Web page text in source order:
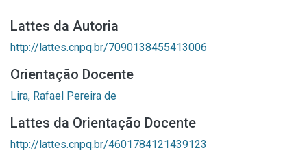
Lattes da Autoria
http://lattes.cnpq.br/7090138455413006
Orientação Docente
Lira, Rafael Pereira de
Lattes da Orientação Docente
http://lattes.cnpq.br/4601784121439123